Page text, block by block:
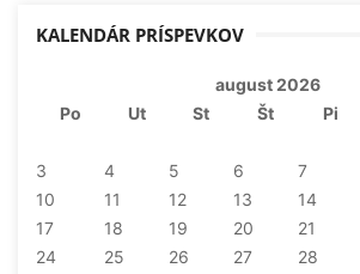
KALENDÁR PRÍSPEVKOV
august 2026
Po
Ut St Št Pi
3
4 5 6 7
10
11 12 13 14
17
18 19 20 21
24
25 26 27 28